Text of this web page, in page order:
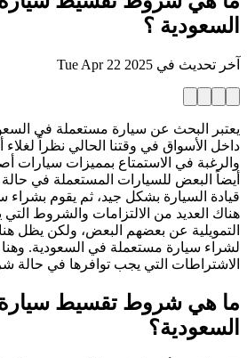
السعودية ؟
آخر تحديث في Tue Apr 22 2025
يعتبر البحث عن سيارة مستعملة في
داخل الأسواق في وقتنا الحالي نظراً لغلاء
والرغبة في الاستمتاع بمميزات سيارات
أيضاً البعض للسيارات المستعملة في
قيادة السيارة بشكل جيد، ثم يقوم بشراء
هناك العديد من الالتزامات والشروط التي
التمويلية عن بعضهم البعض، ولكن يظل
لشراء سيارة مستعملة في السعودية.
الاشتراطات التي يجب توافرها في حالة
ما هي شروط تقسيط
السعودية؟